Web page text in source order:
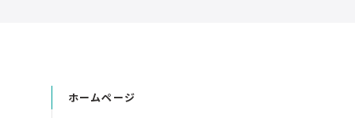
ホームページ